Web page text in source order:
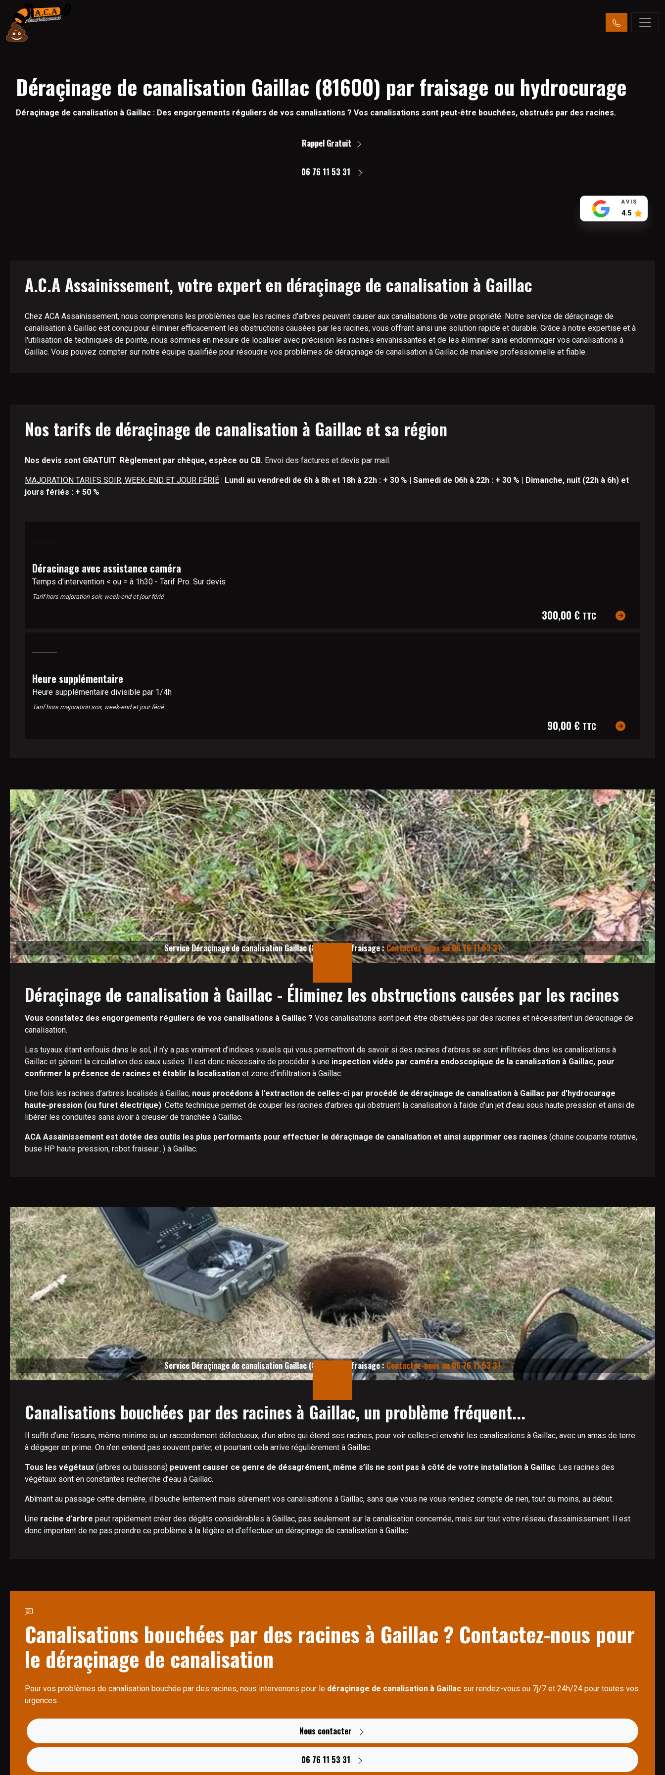
Déraçinage de canalisation Gaillac (81600) par fraisage ou hydrocurage
Déraçinage de canalisation à Gaillac : Des engorgements réguliers de vos canalisations ? Vos canalisations sont peut-être bouchées, obstrués par des racines.
Rappel Gratuit
06 76 11 53 31
AVIS
4.5
A.C.A Assainissement, votre expert en déraçinage de canalisation à Gaillac
Chez ACA Assainissement, nous comprenons les problèmes que les racines d'arbres peuvent causer aux canalisations de votre propriété. Notre service de déraçinage de
canalisation à Gaillac est conçu pour éliminer efficacement les obstructions causées par les racines, vous offrant ainsi une solution rapide et durable. Grâce à notre expertise et à
l'utilisation de techniques de pointe, nous sommes en mesure de localiser avec précision les racines envahissantes et de les éliminer sans endommager vos canalisations à
Gaillac. Vous pouvez compter sur notre équipe qualifiée pour résoudre vos problèmes de déraçinage de canalisation à Gaillac de manière professionnelle et fiable.
Nos tarifs de déraçinage de canalisation à Gaillac et sa région
Nos devis sont GRATUIT. Règlement par chèque, espèce ou CB. Envoi des factures et devis par mail.
MAJORATION TARIFS SOIR, WEEK-END ET JOUR FÉRIÉ : Lundi au vendredi de 6h à 8h et 18h à 22h : + 30 % | Samedi de 06h à 22h : + 30 % | Dimanche, nuit (22h à 6h) et
jours fériés : + 50 %
Déracinage avec assistance caméra
Temps d'intervention < ou = à 1h30 - Tarif Pro. Sur devis
Tarif hors majoration soir, week-end et jour férié
300,00 € TTC
Heure supplémentaire
Heure supplémentaire divisible par 1/4h
Tarif hors majoration soir, week-end et jour férié
90,00 € TTC
Service Déraçinage de canalisation Gaillac (81600) par fraisage :Contactez-nous au 06 76 11 53 31
Déraçinage de canalisation à Gaillac - Éliminez les obstructions causées par les racines
Vous constatez des engorgements réguliers de vos canalisations à Gaillac ? Vos canalisations sont peut-être obstruées par des racines et nécessitent un déraçinage de
canalisation.
Les tuyaux étant enfouis dans le sol, il n’y a pas vraiment d’indices visuels qui vous permettront de savoir si des racines d’arbres se sont infiltrées dans les canalisations à
Gaillac et gênent la circulation des eaux usées. Il est donc nécessaire de procéder à une inspection vidéo par caméra endoscopique de la canalisation à Gaillac, pour
confirmer la présence de racines et établir la localisation et zone d'infiltration à Gaillac.
Une fois les racines d’arbres localisés à Gaillac, nous procédons à l'extraction de celles-ci par procédé de déraçinage de canalisation à Gaillac par d'hydrocurage
haute-pression (ou furet électrique). Cette technique permet de couper les racines d’arbres qui obstruent la canalisation à l’aide d’un jet d’eau sous haute pression et ainsi de
libérer les conduites sans avoir à creuser de tranchée à Gaillac.
ACA Assainissement est dotée des outils les plus performants pour effectuer le déraçinage de canalisation et ainsi supprimer ces racines (chaine coupante rotative,
buse HP haute pression, robot fraiseur...) à Gaillac.
Service Déraçinage de canalisation Gaillac (81600) par fraisage :Contactez-nous au 06 76 11 53 31
Canalisations bouchées par des racines à Gaillac, un problème fréquent...
Il suffit d’une fissure, même minime ou un raccordement défectueux, d’un arbre qui étend ses racines, pour voir celles-ci envahir les canalisations à Gaillac, avec un amas de terre
à dégager en prime. On n’en entend pas souvent parler, et pourtant cela arrive régulièrement à Gaillac.
Tous les végétaux (arbres ou buissons) peuvent causer ce genre de désagrément, même s’ils ne sont pas à côté de votre installation à Gaillac. Les racines des
végétaux sont en constantes recherche d’eau à Gaillac.
Abîmant au passage cette dernière, il bouche lentement mais sûrement vos canalisations à Gaillac, sans que vous ne vous rendiez compte de rien, tout du moins, au début.
Une racine d’arbre peut rapidement créer des dégâts considérables à Gaillac, pas seulement sur la canalisation concernée, mais sur tout votre réseau d’assainissement. Il est
donc important de ne pas prendre ce problème à la légère et d'effectuer un déraçinage de canalisation à Gaillac.
Canalisations bouchées par des racines à Gaillac ? Contactez-nous pour
le déraçinage de canalisation
Pour vos problèmes de canalisation bouchée par des racines, nous intervenons pour le déraçinage de canalisation à Gaillac sur rendez-vous ou 7j/7 et 24h/24 pour toutes vos
urgences.
Nous contacter
06 76 11 53 31